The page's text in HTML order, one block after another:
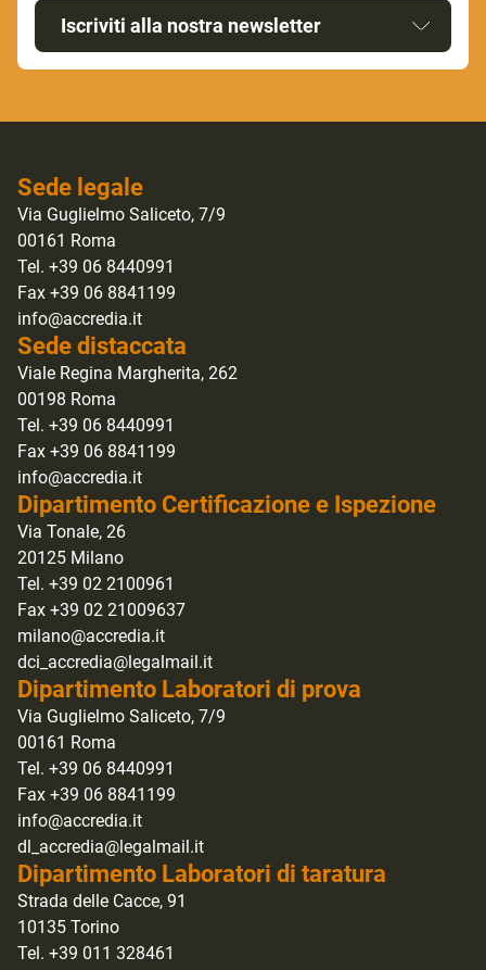
Iscriviti alla nostra newsletter
Sede legale
Via Guglielmo Saliceto, 7/9
00161 Roma
Tel. +39 06 8440991
Fax +39 06 8841199
info@accredia.it
Sede distaccata
Viale Regina Margherita, 262
00198 Roma
Tel. +39 06 8440991
Fax +39 06 8841199
info@accredia.it
Dipartimento Certificazione e Ispezione
Via Tonale, 26
20125 Milano
Tel. +39 02 2100961
Fax +39 02 21009637
milano@accredia.it
dci_accredia@legalmail.it
Dipartimento Laboratori di prova
Via Guglielmo Saliceto, 7/9
00161 Roma
Tel. +39 06 8440991
Fax +39 06 8841199
info@accredia.it
dl_accredia@legalmail.it
Dipartimento Laboratori di taratura
Strada delle Cacce, 91
10135 Torino
Tel. +39 011 328461